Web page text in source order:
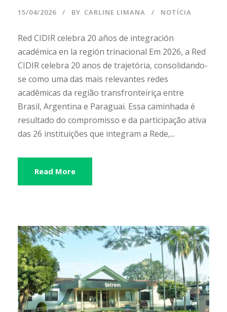
15/04/2026 BY CARLINE LIMANA NOTÍCIA
Red CIDIR celebra 20 años de integración
académica en la región trinacional Em 2026, a Red
CIDIR celebra 20 anos de trajetória, consolidando-
se como uma das mais relevantes redes
acadêmicas da região transfronteiriça entre
Brasil, Argentina e Paraguai. Essa caminhada é
resultado do compromisso e da participação ativa
das 26 instituições que integram a Rede,...
Read More